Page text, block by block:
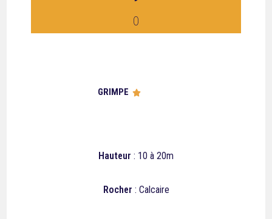
0
GRIMPE 
Hauteur : 10 à 20m
Rocher : Calcaire